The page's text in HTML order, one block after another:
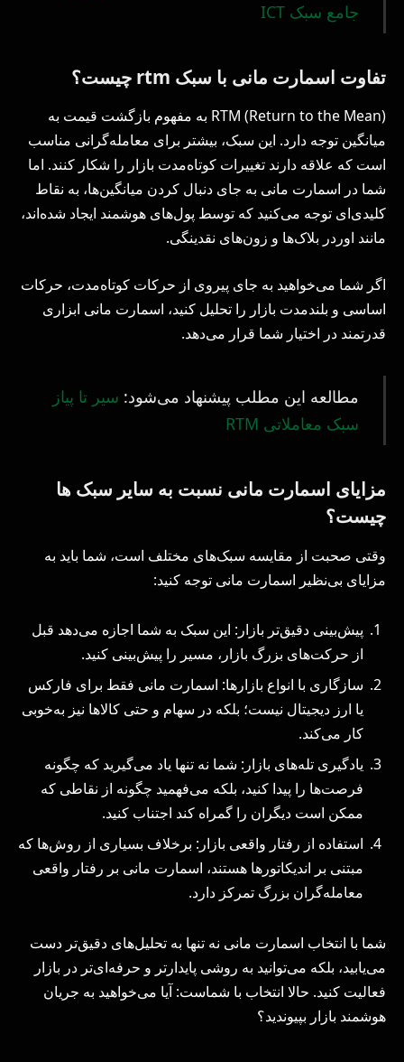
جامع سبک ICT
تفاوت اسمارت مانی با سبک rtm چیست؟
RTM (Return to the Mean) به مفهوم بازگشت قیمت به
میانگین توجه دارد. این سبک، بیشتر برای معامله‌گرانی مناسب
است که علاقه دارند تغییرات کوتاه‌مدت بازار را شکار کنند. اما
شما در اسمارت مانی به جای دنبال کردن میانگین‌ها، به نقاط
کلیدی‌ای توجه می‌کنید که توسط پول‌های هوشمند ایجاد شده‌اند،
مانند اوردر بلاک‌ها و زون‌های نقدینگی.
اگر شما می‌خواهید به جای پیروی از حرکات کوتاه‌مدت، حرکات
اساسی و بلندمدت بازار را تحلیل کنید، اسمارت مانی ابزاری
قدرتمند در اختیار شما قرار می‌دهد.
مطالعه این مطلب پیشنهاد می‌شود: سیر تا پیاز
سبک معاملاتی RTM
مزایای اسمارت مانی نسبت به سایر سبک ها
چیست؟
وقتی صحبت از مقایسه سبک‌های مختلف است، شما باید به
مزایای بی‌نظیر اسمارت مانی توجه کنید:
پیش‌بینی دقیق‌تر بازار: این سبک به شما اجازه می‌دهد قبل
از حرکت‌های بزرگ بازار، مسیر را پیش‌بینی کنید.
سازگاری با انواع بازارها: اسمارت مانی فقط برای فارکس
یا ارز دیجیتال نیست؛ بلکه در سهام و حتی کالاها نیز به‌خوبی
کار می‌کند.
یادگیری تله‌های بازار: شما نه تنها یاد می‌گیرید که چگونه
فرصت‌ها را پیدا کنید، بلکه می‌فهمید چگونه از نقاطی که
ممکن است دیگران را گمراه کند اجتناب کنید.
استفاده از رفتار واقعی بازار: برخلاف بسیاری از روش‌ها که
مبتنی بر اندیکاتورها هستند، اسمارت مانی بر رفتار واقعی
معامله‌گران بزرگ تمرکز دارد.
شما با انتخاب اسمارت مانی نه تنها به تحلیل‌های دقیق‌تر دست
می‌یابید، بلکه می‌توانید به روشی پایدارتر و حرفه‌ای‌تر در بازار
فعالیت کنید. حالا انتخاب با شماست: آیا می‌خواهید به جریان
هوشمند بازار بپیوندید؟